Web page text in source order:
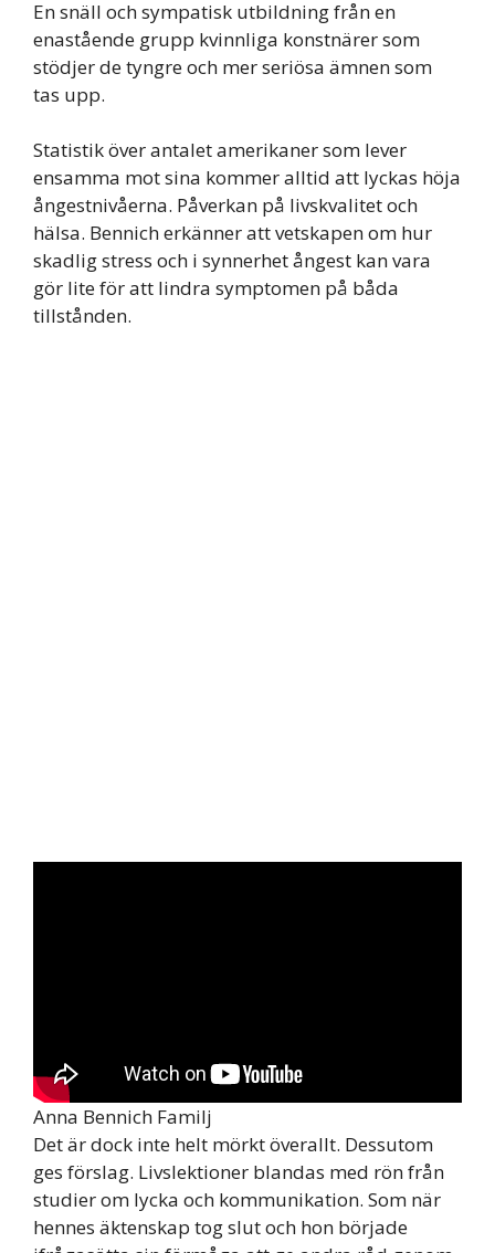
En snäll och sympatisk utbildning från en
enastående grupp kvinnliga konstnärer som
stödjer de tyngre och mer seriösa ämnen som
tas upp.
Statistik över antalet amerikaner som lever
ensamma mot sina kommer alltid att lyckas höja
ångestnivåerna. Påverkan på livskvalitet och
hälsa. Bennich erkänner att vetskapen om hur
skadlig stress och i synnerhet ångest kan vara
gör lite för att lindra symptomen på båda
tillstånden.
Anna Bennich Familj
Det är dock inte helt mörkt överallt. Dessutom
ges förslag. Livslektioner blandas med rön från
studier om lycka och kommunikation. Som när
hennes äktenskap tog slut och hon började